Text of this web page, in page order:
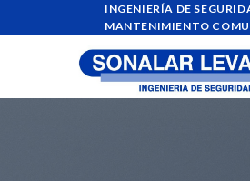
to
INGENIERÍA DE
MANTENIMIENTO